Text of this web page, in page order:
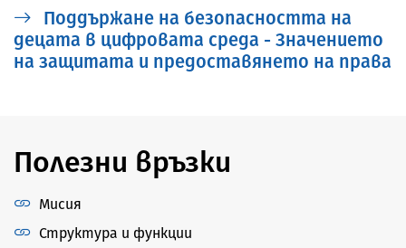
Поддържане на безопасността на
децата в цифровата среда - Значението
на защитата и предоставянето на права
Полезни връзки
Мисия
Структура и функции